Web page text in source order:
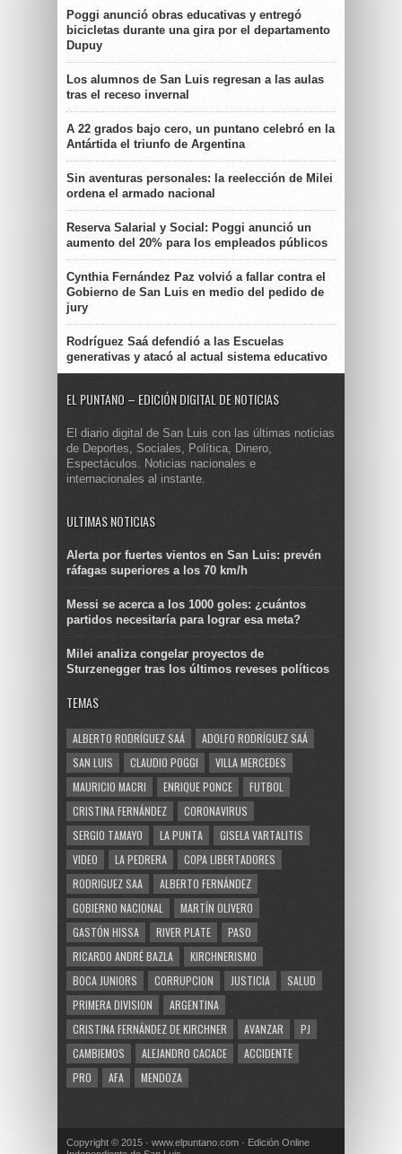
Poggi anunció obras educativas y entregó
bicicletas durante una gira por el departamento
Dupuy
Los alumnos de San Luis regresan a las aulas
tras el receso invernal
A 22 grados bajo cero, un puntano celebró en la
Antártida el triunfo de Argentina
Sin aventuras personales: la reelección de Milei
ordena el armado nacional
Reserva Salarial y Social: Poggi anunció un
aumento del 20% para los empleados públicos
Cynthia Fernández Paz volvió a fallar contra el
Gobierno de San Luis en medio del pedido de
jury
Rodríguez Saá defendió a las Escuelas
generativas y atacó al actual sistema educativo
EL PUNTANO – EDICIÓN DIGITAL DE NOTICIAS
El diario digital de San Luis con las últimas noticias
de Deportes, Sociales, Política, Dinero,
Espectáculos. Noticias nacionales e
internacionales al instante.
ULTIMAS NOTICIAS
Alerta por fuertes vientos en San Luis: prevén
ráfagas superiores a los 70 km/h
Messi se acerca a los 1000 goles: ¿cuántos
partidos necesitaría para lograr esa meta?
Milei analiza congelar proyectos de
Sturzenegger tras los últimos reveses políticos
TEMAS
ALBERTO RODRÍGUEZ SAÁ
ADOLFO RODRÍGUEZ SAÁ
SAN LUIS
CLAUDIO POGGI
VILLA MERCEDES
MAURICIO MACRI
ENRIQUE PONCE
FUTBOL
CRISTINA FERNÁNDEZ
CORONAVIRUS
SERGIO TAMAYO
LA PUNTA
GISELA VARTALITIS
VIDEO
LA PEDRERA
COPA LIBERTADORES
RODRIGUEZ SAA
ALBERTO FERNÁNDEZ
GOBIERNO NACIONAL
MARTÍN OLIVERO
GASTÓN HISSA
RIVER PLATE
PASO
RICARDO ANDRÉ BAZLA
KIRCHNERISMO
BOCA JUNIORS
CORRUPCION JUSTICIA
SALUD
PRIMERA DIVISION
ARGENTINA
CRISTINA FERNÁNDEZ DE KIRCHNER
AVANZAR
PJ
CAMBIEMOS
ALEJANDRO CACACE
ACCIDENTE
PRO
AFA MENDOZA
Copyright © 2015 · www.elpuntano.com · Edición Online